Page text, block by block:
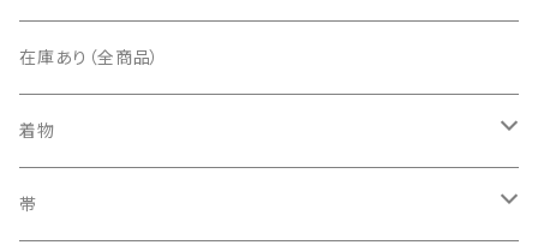
在庫あり（全商品）
着物
訪問着・付下げ
帯